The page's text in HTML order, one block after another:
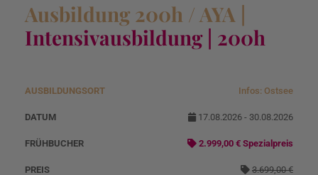
Ausbildung 200h / AYA |
Intensivausbildung | 200h
A
u
s
D
u
N
o
Infos: Ostsee
17.08.2026 - 30.08.2026
2.999,00 € Spezialpreis
3.699,00 €